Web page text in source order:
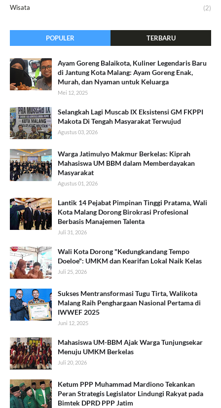
Wisata
(2)
POPULER TERBARU
Ayam Goreng Balaikota, Kuliner Legendaris Baru
di Jantung Kota Malang: Ayam Goreng Enak,
Murah, dan Nyaman untuk Keluarga
Mei 12, 2025
Selangkah Lagi Muscab IX Eksistensi GM FKPPI
Makota Di Tengah Masyarakat Terwujud
Agustus 03, 2026
Warga Jatimulyo Makmur Berkelas: Kiprah
Mahasiswa UM BBM dalam Memberdayakan
Masyarakat
Agustus 01, 2026
Lantik 14 Pejabat Pimpinan Tinggi Pratama, Wali
Kota Malang Dorong Birokrasi Profesional
Berbasis Manajemen Talenta
Juli 31, 2026
Wali Kota Dorong "Kedungkandang Tempo
Doeloe": UMKM dan Kearifan Lokal Naik Kelas
Juli 25, 2026
Sukses Mentransformasi Tugu Tirta, Walikota
Malang Raih Penghargaan Nasional Pertama di
IWWEF 2025
Juni 12, 2025
Mahasiswa UM-BBM Ajak Warga Tunjungsekar
Menuju UMKM Berkelas
Juli 20, 2026
Ketum PPP Muhammad Mardiono Tekankan
Peran Strategis Legislator Lindungi Rakyat pada
Bimtek DPRD PPP Jatim